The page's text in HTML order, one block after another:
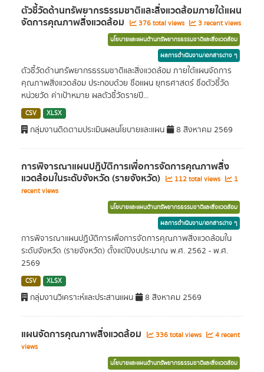
ตัวชี้วัดด้านทรัพยากรธรรมชาติและสิ่งแวดล้อมภายใต้แผน
จัดการคุณภาพสิ่งแวดล้อม 376 total views 3 recent views
นโยบายและแผนด้านทรัพยากรธรรมชาติและสิ่งแวดล้อม
ผลการดำเนินงาน/เอกสารต่าง ๆ
ตัวชี้วัดด้านทรัพยากรธรรมชาติและสิ่งแวดล้อม ภายใต้แผนจัดการ
คุณภาพสิ่งแวดล้อม ประกอบด้วย ชื่อแผน ยุทธศาสตร์ ชื่อตัวชี้วัด
หน่วยวัด ค่าเป้าหมาย ผลตัวชี้วัดรายปี...
CSV XLSX
กลุ่มงานติดตามประเมินผลนโยบายและแผน 8 สิงหาคม 2569
การพิจารณาแผนปฏิบัติการเพื่อการจัดการคุณภาพสิ่ง
แวดล้อมในระดับจังหวัด (รายจังหวัด) 112 total views
1
recent views
นโยบายและแผนด้านทรัพยากรธรรมชาติและสิ่งแวดล้อม
ผลการดำเนินงาน/เอกสารต่าง ๆ
การพิจารณาแผนปฏิบัติการเพื่อการจัดการคุณภาพสิ่งแวดล้อมใน
ระดับจังหวัด (รายจังหวัด) ตั้งแต่ปีงบประมาณ พ.ศ. 2562 - พ.ศ.
2569
CSV XLSX
กลุ่มงานวิเคราะห์และประสานแผน 8 สิงหาคม 2569
แผนจัดการคุณภาพส่ิงแวดล้อม 336 total views
4 recent
views
นโยบายและแผนด้านทรัพยากรธรรมชาติและสิ่งแวดล้อม